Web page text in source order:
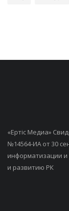
«Ертiс Медиа»
№14564-ИА от 30
информатизации
и развитию РК